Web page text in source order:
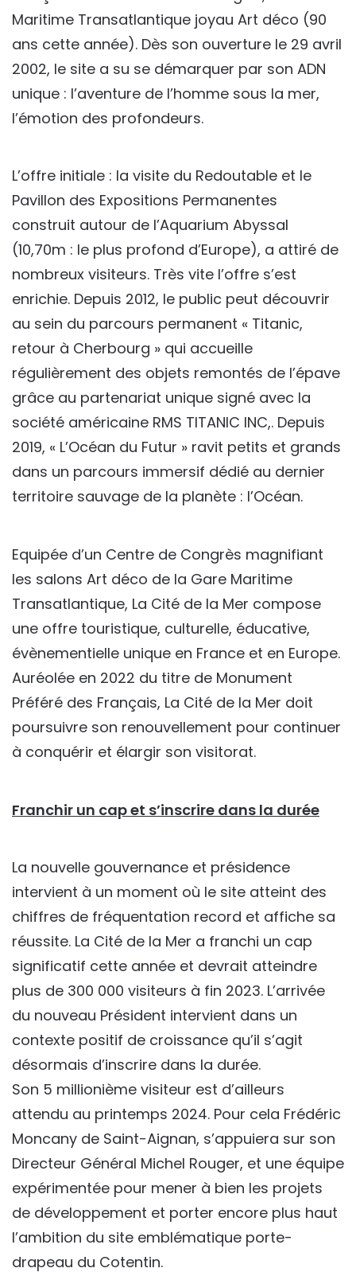
Maritime Transatlantique joyau Art déco (90
ans cette année). Dès son ouverture le 29 avril
2002, le site a su se démarquer par son ADN
unique : l’aventure de l’homme sous la mer,
l’émotion des profondeurs.
L’offre initiale : la visite du Redoutable et le
Pavillon des Expositions Permanentes
construit autour de l’Aquarium Abyssal
(10,70m : le plus profond d’Europe), a attiré de
nombreux visiteurs. Très vite l’offre s’est
enrichie. Depuis 2012, le public peut découvrir
au sein du parcours permanent « Titanic,
retour à Cherbourg » qui accueille
régulièrement des objets remontés de l’épave
grâce au partenariat unique signé avec la
société américaine RMS TITANIC INC,. Depuis
2019, « L’Océan du Futur » ravit petits et grands
dans un parcours immersif dédié au dernier
territoire sauvage de la planète : l’Océan.
Equipée d’un Centre de Congrès magnifiant
les salons Art déco de la Gare Maritime
Transatlantique, La Cité de la Mer compose
une offre touristique, culturelle, éducative,
évènementielle unique en France et en Europe.
Auréolée en 2022 du titre de Monument
Préféré des Français, La Cité de la Mer doit
poursuivre son renouvellement pour continuer
à conquérir et élargir son visitorat.
Franchir un cap et s’inscrire dans la durée
La nouvelle gouvernance et présidence
intervient à un moment où le site atteint des
chiffres de fréquentation record et affiche sa
réussite. La Cité de la Mer a franchi un cap
significatif cette année et devrait atteindre
plus de 300 000 visiteurs à fin 2023. L’arrivée
du nouveau Président intervient dans un
contexte positif de croissance qu’il s’agit
désormais d’inscrire dans la durée.
Son 5 millionième visiteur est d’ailleurs
attendu au printemps 2024. Pour cela Frédéric
Moncany de Saint-Aignan, s’appuiera sur son
Directeur Général Michel Rouger, et une équipe
expérimentée pour mener à bien les projets
de développement et porter encore plus haut
l’ambition du site emblématique porte-
drapeau du Cotentin.